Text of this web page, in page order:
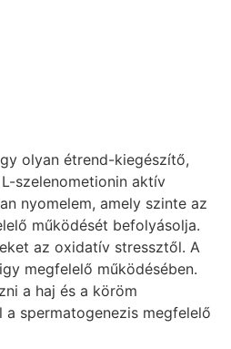
olyan étrend-kiegészítő,
szelenometionin aktív
nyomelem, amely szinte az
működését befolyásolja.
az oxidatív stressztől. A
megfelelő működésében.
a haj és a köröm
a spermatogenezis megfelelő